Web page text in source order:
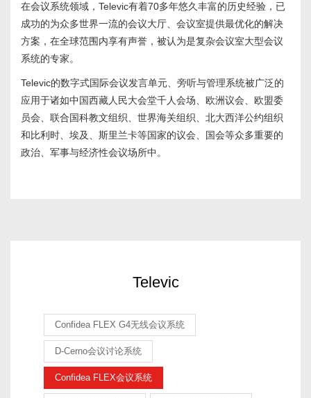
在会议系统领域，Televic有着70多年悠久丰富的历史经验，已
成功的为众多世界一流的会议大厅、会议室提供最优化的解决
方案，在全球范围内享有声誉，被认为是复杂会议室大型会议
系统的专家。
Televic的数字式国际会议发言单元、旁听与管理系统被广泛的
应用于诸如中国西藏人民大会堂千人会场、欧洲议会、欧盟委
员会、联合国科教文组织、世界海关组织、北大西洋公约组织
和比利时、埃及、斯里兰卡等国家的议会、国会等众多重要的
政治、军事与经济性会议场所中。
Televic
Confidea FLEX G4无线会议系统
D-Cerno会议讨论系统
Confidea FLEX会议系统